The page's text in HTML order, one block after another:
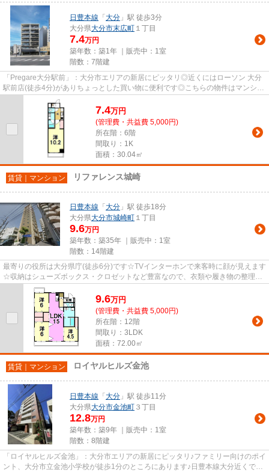
日豊本線 「 大分 」駅 徒歩3分
大分県大分市末広町 １丁目
7.4万円
築年数：築1年 ｜販売中： 1室
階数：7階建
「Pregare大分駅前」：大分市エリアの新居にピッタリ◎近くにはローソン 大分
駅前店(徒歩4分)がありちょっとした買い物に便利です◎こちらの物件はマンショ
ンです◎大分市エリアでの新生...
7.4万円
(管理費・共益費 5,000円)
所在階：6階
間取り：1K
面積：30.04㎡
賃貸｜マンション リファレンス城崎
日豊本線 「 大分 」駅 徒歩18分
大分県大分市城崎町 １丁目
9.6万円
築年数：築35年 ｜販売中： 1室
階数：14階建
最寄りの役所は大分県庁(徒歩6分)です☆TVインターホンで来客時に顔が見えます
☆収納はシューズボックス・クロゼットなど豊富なので、衣類や履き物の整理が
しやすく便利です☆光陽商事は...
9.6万円
(管理費・共益費 5,000円)
所在階：12階
間取り：3LDK
面積：72.00㎡
賃貸｜マンション ロイヤルヒルズ金池
日豊本線 「 大分 」駅 徒歩11分
大分県大分市金池町 ３丁目
12.8万円
築年数：築9年 ｜販売中： 1室
階数：8階建
「ロイヤルヒルズ金池」：大分市エリアの新居にピッタリ♪ファミリー向けのポイ
ント、大分市立金池小学校が徒歩1分のところにあります♪日豊本線大分近くでな